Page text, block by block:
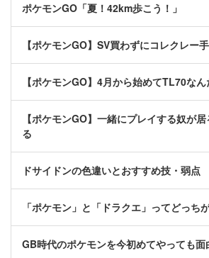
ポケモンGO「夏！42km歩こう！」
【ポケモンGO】SV買わずにコレクレー
【ポケモンGO】4月から始めてTL70な
【ポケモンGO】一緒にプレイする奴が
る
ドサイドンの色違いとおすすめ技・弱点
「ポケモン」と「ドラクエ」ってどっち
GB時代のポケモンを今初めてやっても面